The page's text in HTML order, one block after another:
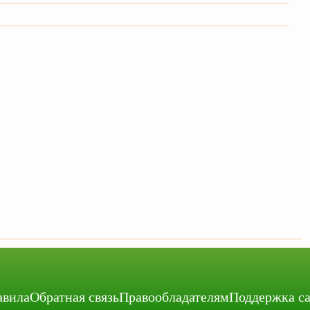
Обратная связьПравообладателямПоддержка